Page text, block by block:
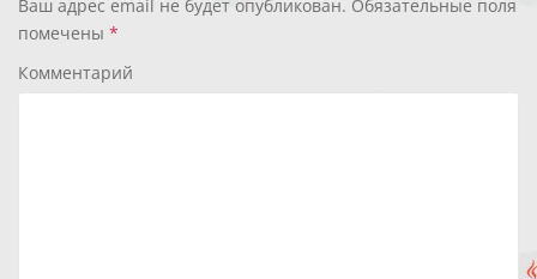
Ваш адрес email не будет опубликован. Обязательные поля
помечены *
Комментарий